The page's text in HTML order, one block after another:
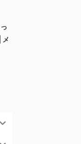
メ